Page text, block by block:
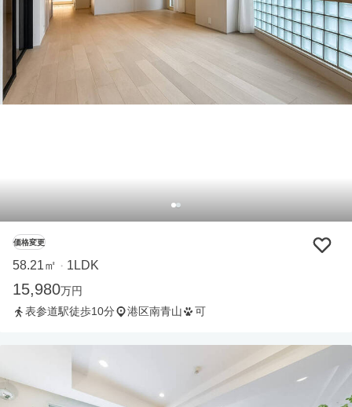
価格変更
58.21㎡ ・ 1LDK
15,980万円
表参道駅徒歩10分
港区南青山 可